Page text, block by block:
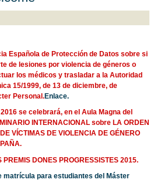
Española de Protección de Datos sobre si
de lesiones por violencia de géneros o
los médicos y trasladar a la Autoridad
15/1999, de 13 de diciembre, de
Personal.Enlace.
se celebrará, en el Aula Magna del
INTERNACIONAL sobre LA ORDEN
VÍCTIMAS DE VIOLENCIA DE GÉNERO
DONES PROGRESSISTES 2015.
matrícula para estudiantes del Máster